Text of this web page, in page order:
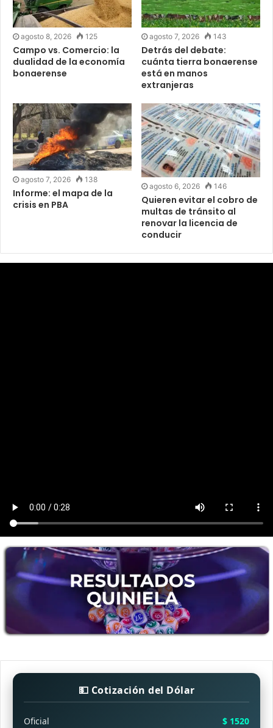
agosto 8, 2026 125
Campo vs. Comercio: la
dualidad de la economía
bonaerense
agosto 7, 2026 143
Detrás del debate:
cuánta tierra bonaerense
está en manos
extranjeras
agosto 7, 2026 138
Informe: el mapa de la
crisis en PBA
agosto 6, 2026 146
Quieren evitar el cobro de
multas de tránsito al
renovar la licencia de
conducir
💵 Cotización del Dólar
Oficial
$ 1520